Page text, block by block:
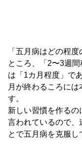
「五月病はどの程
ところ、「2〜3週
は「1カ月程度」で
月が終わるころに
す。
新しい習慣を作るの
言われているので、
とで五月病を克服し